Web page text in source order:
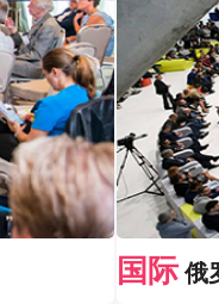
国际 俄